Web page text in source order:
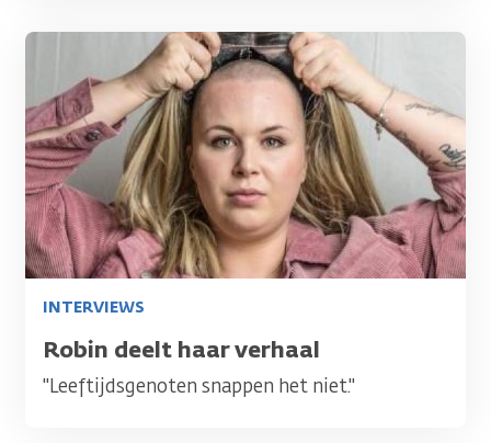
Afbeelding
INTERVIEWS
Titel
Robin deelt haar verhaal
"Leeftijdsgenoten snappen het niet."